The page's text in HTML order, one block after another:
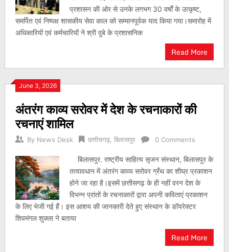
प्रशासन की ओर से उनके लगभग 30 वर्षों के उत्कृष्ट,
समर्पित एवं निष्पक्ष शासकीय सेवा काल को सम्मानपूर्वक याद किया गया।समारोह में
अधिकारियों एवं कर्मचारियों ने श्री दुबे के प्रशासनिक
Read More
June 3, 2026
अंतरंग काव्य सरोवर में देश के रचनाकारों की
रचनाएं शामिल
By News Desk छत्तीसगढ़, बिलासपुर 0 Comments
बिलासपुर. राष्ट्रीय साहित्य सृजन संस्थान, बिलासपुर के
तत्वावधान में अंतरंग काव्य सरोवर ग्रँथ का शीघ्र प्रकाशन
होने जा रहा है।इसमें छत्तीसगढ़ के ही नहीं वरन देश के
विभन्न प्रांतों के रचनाकारों द्वारा अपनी कविताएं प्रकाशन
के लिए भेजी गई हैं। इस आशय की जानकारी देते हुए संस्थान के डॉयरेक्टर
शिवमंगल शुक्ला ने बताया
Read More